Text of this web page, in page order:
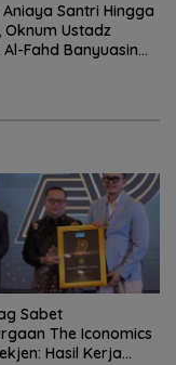
Santri Hingga
Oknum Ustadz
Al-Fahd Banyuasin
Sabet
The Iconomics
Hasil Kerja